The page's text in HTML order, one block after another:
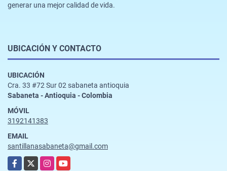
generar una mejor calidad de vida.
UBICACIÓN Y CONTACTO
UBICACIÓN
Cra. 33 #72 Sur 02 sabaneta antioquia
Sabaneta - Antioquia - Colombia
MÓVIL
3192141383
EMAIL
santillanasabaneta@gmail.com
Facebook
X InstagramYouTube